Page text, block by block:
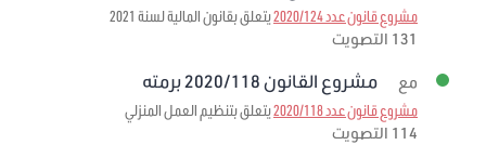
مشروع قانون عدد 2020/124
يتعلق بقانون المالية لسنة 2021
131 التصويت
مع مشروع القانون 2020/118 برمته
مشروع قانون عدد 2020/118
يتعلق بتنظيم العمل المنزلي
114 التصويت